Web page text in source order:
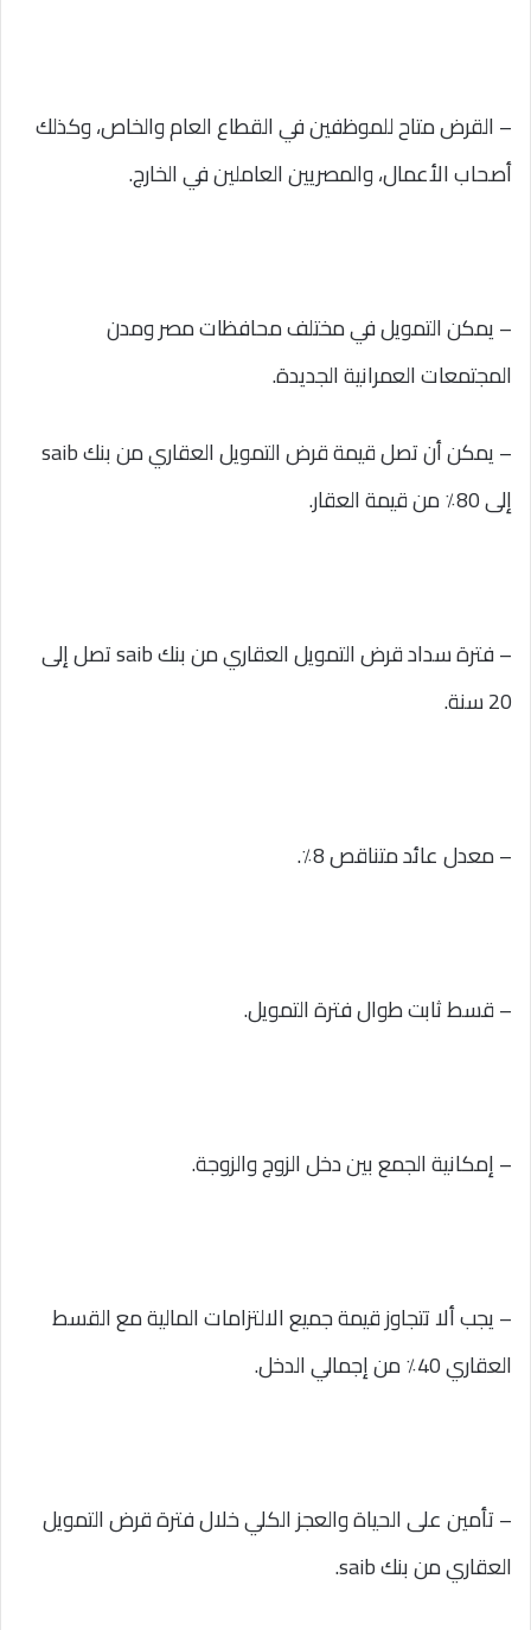
– القرض متاح للموظفين في القطاع العام والخاص، وكذلك
أصحاب الأعمال، والمصريين العاملين في الخارج.
– يمكن التمويل في مختلف محافظات مصر ومدن
المجتمعات العمرانية الجديدة.
– يمكن أن تصل قيمة قرض التمويل العقاري من بنك saib
إلى 80٪ من قيمة العقار.
– فترة سداد قرض التمويل العقاري من بنك saib تصل إلى
20 سنة.
– معدل عائد متناقص 8٪.
– قسط ثابت طوال فترة التمويل.
– إمكانية الجمع بين دخل الزوج والزوجة.
– يجب ألا تتجاوز قيمة جميع الالتزامات المالية مع القسط
العقاري 40٪ من إجمالي الدخل.
– تأمين على الحياة والعجز الكلي خلال فترة قرض التمويل
العقاري من بنك saib.